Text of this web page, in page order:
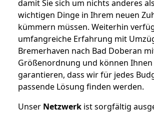
damit Sie sich um nichts anderes
wichtigen Dinge in Ihrem neuen
kümmern müssen. Weiterhin
umfangreiche Erfahrung mit
Bremerhaven nach Bad Doberan
Größenordnung und können
garantieren, dass wir für jedes
passende Lösung finden werden.
Unser Netzwerk ist sorgfältig